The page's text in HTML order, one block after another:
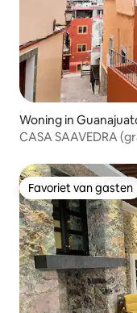
Woning in
CASA SAAVEDRA
Favoriet van gasten
Favoriet van gasten